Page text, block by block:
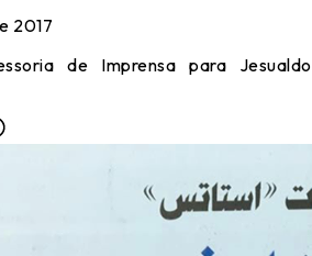
2017
de Imprensa para Jesualdo